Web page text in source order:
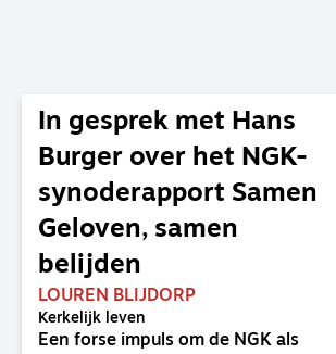
In gesprek met Hans
Burger over het NGK-
synoderapport Samen
Geloven, samen
belijden
LOUREN BLIJDORP
Kerkelijk leven
Een forse impuls om de NGK als